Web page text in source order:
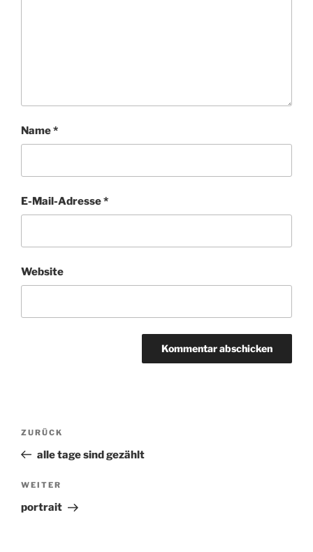
Name*
E-Mail-Adresse*
Website
Beitragsnavigation
Vorheriger
Beitrag
ZURÜCK
alle tage sind gezählt
Nächster
Beitrag
WEITER
portrait